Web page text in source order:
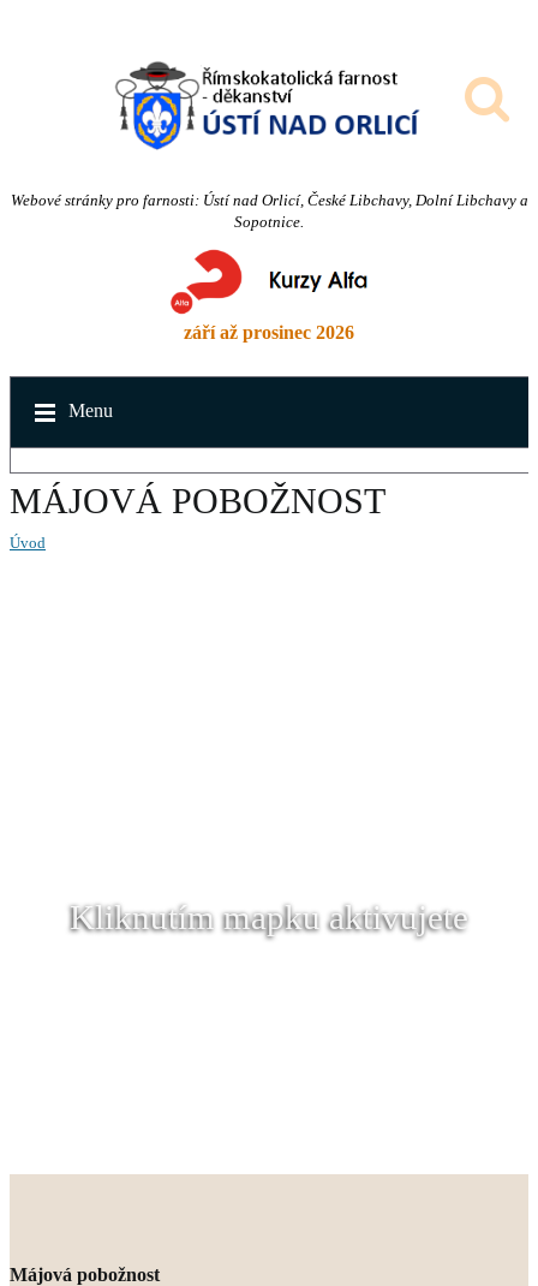
Webové stránky pro farnosti: Ústí nad Orlicí, České Libchavy, Dolní Libchavy a
Sopotnice.
září až prosinec 2026
Menu
MÁJOVÁ POBOŽNOST
Úvod
Kliknutím mapku aktivujete
Májová pobožnost